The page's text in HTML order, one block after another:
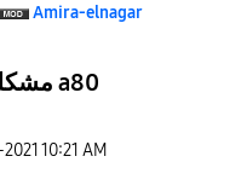
Amira-elnagar
مشكلة سبيكر سامسونج a80
10:21 AM